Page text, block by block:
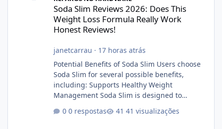
Soda Slim Reviews 2026: Does This
Weight Loss Formula Really Work
Honest Reviews!
janetcarrau · 17 horas atrás
Potential Benefits of Soda Slim Users choose
Soda Slim for several possible benefits,
including: Supports Healthy Weight
Management Soda Slim is designed to
exercise rather than replace them.
0 respostas 41 visualizações